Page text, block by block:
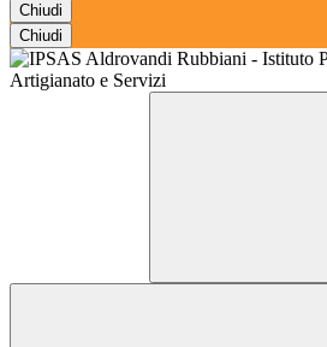
Chiudi
Chiudi